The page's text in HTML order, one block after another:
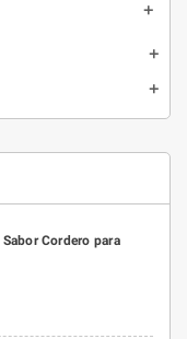
Cordero para